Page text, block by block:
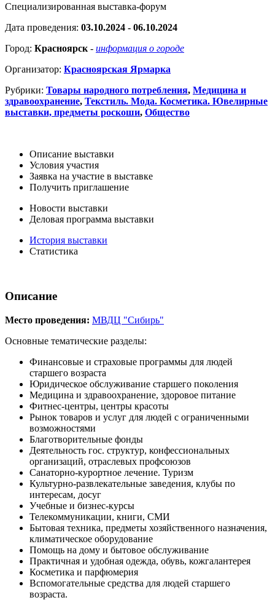
Специализированная выставка-форум
Дата проведения: 03.10.2024 - 06.10.2024
Город: Красноярск - информация о городе
Организатор: Красноярская Ярмарка
Рубрики: Товары народного потребления, Медицина и
здравоохранение, Текстиль. Мода. Косметика. Ювелирные
выставки, предметы роскоши, Общество
Описание выставки
Условия участия
Заявка на участие в выставке
Получить приглашение
Новости выставки
Деловая программа выставки
История выставки
Статистика
Описание
Место проведения: МВДЦ "Сибирь"
Основные тематические разделы:
Финансовые и страховые программы для людей
старшего возраста
Юридическое обслуживание старшего поколения
Медицина и здравоохранение, здоровое питание
Фитнес-центры, центры красоты
Рынок товаров и услуг для людей с ограниченными
возможностями
Благотворительные фонды
Деятельность гос. структур, конфессиональных
организаций, отраслевых профсоюзов
Санаторно-курортное лечение. Туризм
Культурно-развлекательные заведения, клубы по
интересам, досуг
Учебные и бизнес-курсы
Телекоммуникации, книги, СМИ
Бытовая техника, предметы хозяйственного назначения,
климатическое оборудование
Помощь на дому и бытовое обслуживание
Практичная и удобная одежда, обувь, кожгалантерея
Косметика и парфюмерия
Вспомогательные средства для людей старшего
возраста.